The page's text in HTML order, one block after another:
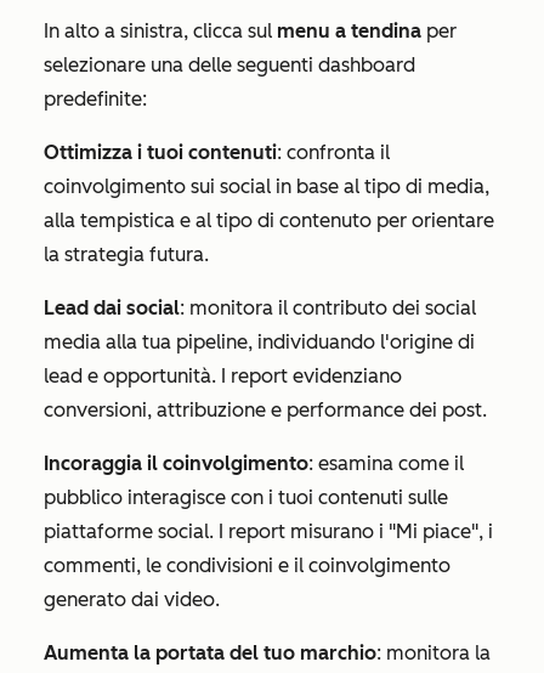
In alto a sinistra, clicca sul menu a tendina per
selezionare una delle seguenti dashboard
predefinite:
Ottimizza i tuoi contenuti: confronta il
coinvolgimento sui social in base al tipo di media,
alla tempistica e al tipo di contenuto per orientare
la strategia futura.
Lead dai social: monitora il contributo dei social
media alla tua pipeline, individuando l'origine di
lead e opportunità. I report evidenziano
conversioni, attribuzione e performance dei post.
Incoraggia il coinvolgimento: esamina come il
pubblico interagisce con i tuoi contenuti sulle
piattaforme social. I report misurano i "Mi piace", i
commenti, le condivisioni e il coinvolgimento
generato dai video.
Aumenta la portata del tuo marchio: monitora la